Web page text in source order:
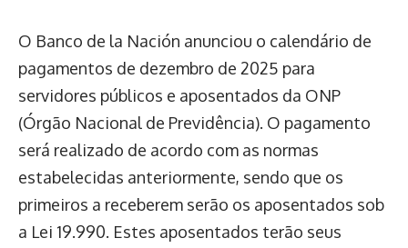
O Banco de la Nación anunciou o calendário de
pagamentos de dezembro de 2025 para
servidores públicos e aposentados da ONP
(Órgão Nacional de Previdência). O pagamento
será realizado de acordo com as normas
estabelecidas anteriormente, sendo que os
primeiros a receberem serão os aposentados sob
a Lei 19.990. Estes aposentados terão seus